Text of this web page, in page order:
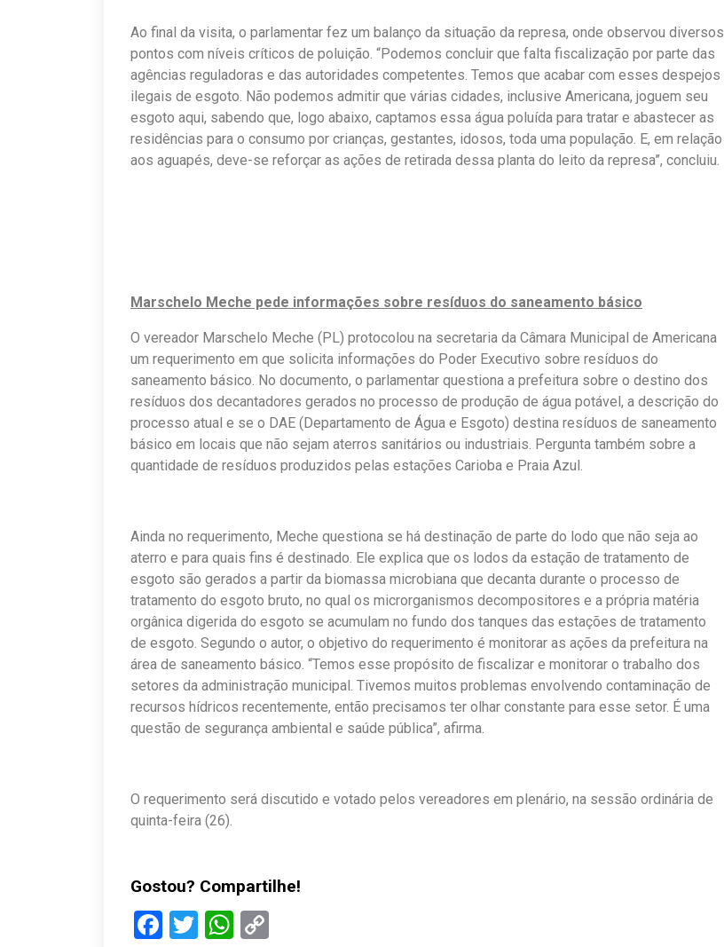
Ao final da visita, o parlamentar fez um balanço da situação da represa, onde observou diversos
pontos com níveis críticos de poluição. “Podemos concluir que falta fiscalização por parte das
agências reguladoras e das autoridades competentes. Temos que acabar com esses despejos
ilegais de esgoto. Não podemos admitir que várias cidades, inclusive Americana, joguem seu
esgoto aqui, sabendo que, logo abaixo, captamos essa água poluída para tratar e abastecer as
residências para o consumo por crianças, gestantes, idosos, toda uma população. E, em relação
aos aguapés, deve-se reforçar as ações de retirada dessa planta do leito da represa”, concluiu.
Marschelo Meche pede informações sobre resíduos do saneamento básico
O vereador Marschelo Meche (PL) protocolou na secretaria da Câmara Municipal de Americana
um requerimento em que solicita informações do Poder Executivo sobre resíduos do
saneamento básico. No documento, o parlamentar questiona a prefeitura sobre o destino dos
resíduos dos decantadores gerados no processo de produção de água potável, a descrição do
processo atual e se o DAE (Departamento de Água e Esgoto) destina resíduos de saneamento
básico em locais que não sejam aterros sanitários ou industriais. Pergunta também sobre a
quantidade de resíduos produzidos pelas estações Carioba e Praia Azul.
Ainda no requerimento, Meche questiona se há destinação de parte do lodo que não seja ao
aterro e para quais fins é destinado. Ele explica que os lodos da estação de tratamento de
esgoto são gerados a partir da biomassa microbiana que decanta durante o processo de
tratamento do esgoto bruto, no qual os microrganismos decompositores e a própria matéria
orgânica digerida do esgoto se acumulam no fundo dos tanques das estações de tratamento
de esgoto. Segundo o autor, o objetivo do requerimento é monitorar as ações da prefeitura na
área de saneamento básico. “Temos esse propósito de fiscalizar e monitorar o trabalho dos
setores da administração municipal. Tivemos muitos problemas envolvendo contaminação de
recursos hídricos recentemente, então precisamos ter olhar constante para esse setor. É uma
questão de segurança ambiental e saúde pública”, afirma.
O requerimento será discutido e votado pelos vereadores em plenário, na sessão ordinária de
quinta-feira (26).
Gostou? Compartilhe!
Facebook
TwitterWhatsApp